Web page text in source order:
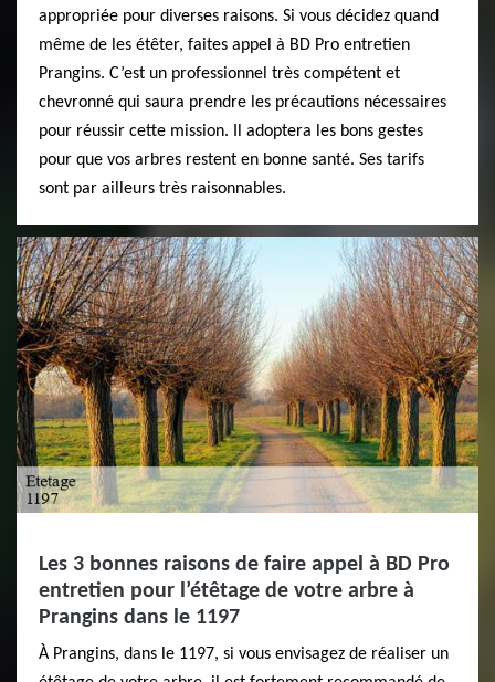
appropriée pour diverses raisons. Si vous décidez quand
même de les étêter, faites appel à BD Pro entretien
Prangins. C’est un professionnel très compétent et
chevronné qui saura prendre les précautions nécessaires
pour réussir cette mission. Il adoptera les bons gestes
pour que vos arbres restent en bonne santé. Ses tarifs
sont par ailleurs très raisonnables.
Les 3 bonnes raisons de faire appel à BD Pro
entretien pour l’étêtage de votre arbre à
Prangins dans le 1197
À Prangins, dans le 1197, si vous envisagez de réaliser un